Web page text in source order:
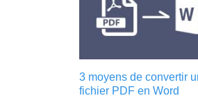
3 moyens de convertir
fichier PDF en Word